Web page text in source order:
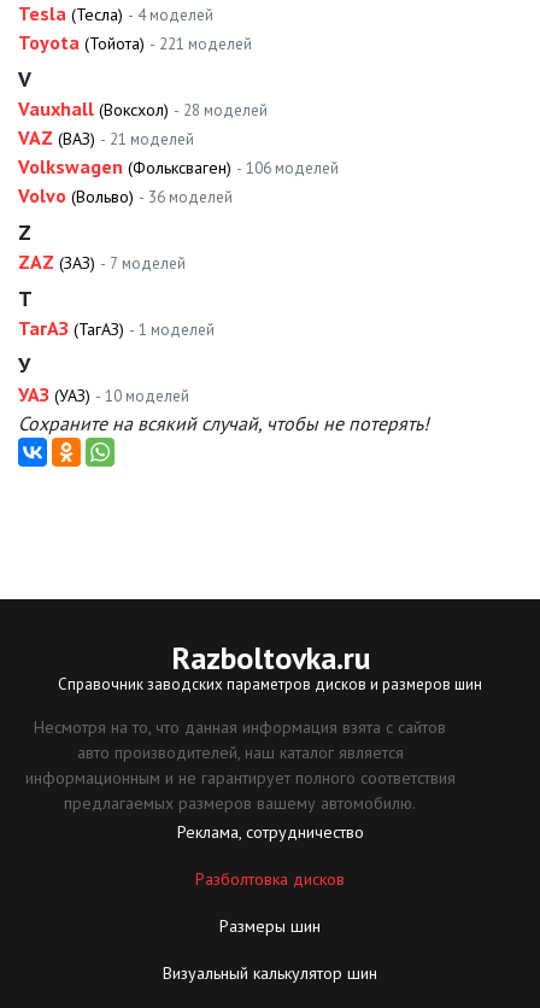
Tesla (Тесла) - 4 моделей
Toyota (Тойота) - 221 моделей
V
Vauxhall (Воксхол) - 28 моделей
VAZ (ВАЗ) - 21 моделей
Volkswagen (Фольксваген) - 106 моделей
Volvo (Вольво) - 36 моделей
Z
ZAZ (ЗАЗ) - 7 моделей
Т
ТагАЗ (ТагАЗ) - 1 моделей
У
УАЗ (УАЗ) - 10 моделей
Сохраните на всякий случай, чтобы не потерять!
Razboltovka.ru
Справочник заводских параметров дисков и размеров шин
Несмотря на то, что данная информация взята с сайтов
авто производителей, наш каталог является
информационным и не гарантирует полного соответствия
предлагаемых размеров вашему автомобилю.
Реклама, сотрудничество
Разболтовка дисков
Размеры шин
Визуальный калькулятор шин